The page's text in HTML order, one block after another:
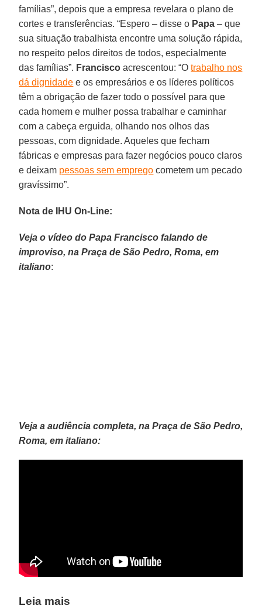
famílias”, depois que a empresa revelara o plano de
cortes e transferências. “Espero – disse o Papa – que
sua situação trabalhista encontre uma solução rápida,
no respeito pelos direitos de todos, especialmente
das famílias”. Francisco acrescentou: “Otrabalho nos
dá dignidade e os empresários e os líderes políticos
têm a obrigação de fazer todo o possível para que
cada homem e mulher possa trabalhar e caminhar
com a cabeça erguida, olhando nos olhos das
pessoas, com dignidade. Aqueles que fecham
fábricas e empresas para fazer negócios pouco claros
e deixam pessoas sem emprego cometem um pecado
gravíssimo”.
Nota de IHU On-Line:
Veja o vídeo do Papa Francisco falando de
improviso, na Praça de São Pedro, Roma, em
italiano:
Veja a audiência completa, na Praça de São Pedro,
Roma, em italiano:
Leia mais